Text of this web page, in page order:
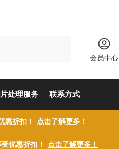
会员中心
处理服务 联系方式
惠折扣！ 点击了解更多！
优惠折扣！ 点击了解更多！